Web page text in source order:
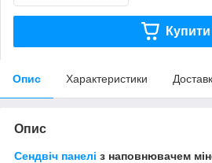
Купити
Опис Характеристики
Опис
Сендвіч панелі з наповнювачем